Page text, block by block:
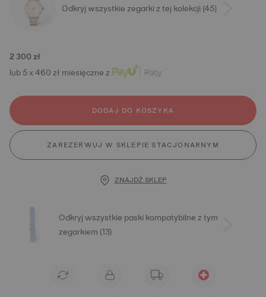
Odkryj wszystkie zegarki z tej kolekcji (45)
2 300 zł
lub 5 x 460 zł miesięczne z
DODAJ DO KOSZYKA
ZAREZERWUJ W SKLEPIE STACJONARNYM
ZNAJDŹ SKLEP
Odkryj wszystkie paski kompatybilne z tym
zegarkiem (13)